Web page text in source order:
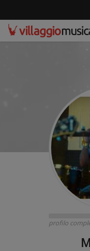
profilo